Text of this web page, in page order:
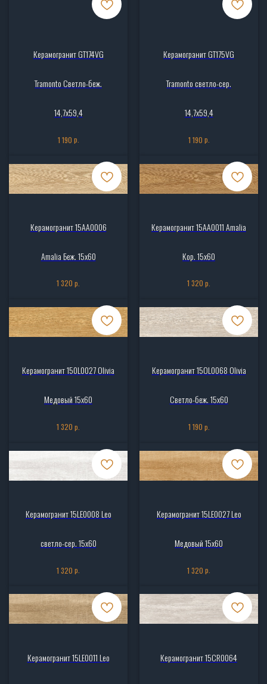
Керамогранит GT174VG
Tramonto Светло-беж.
14,7x59,4
1 190 р.
Керамогранит GT175VG
Tramonto светло-сер.
14,7x59,4
1 190 р.
Керамогранит 15AA0006
Amalia Беж. 15x60
1 320 р.
Керамогранит 15AA0011 Amalia
Кор. 15x60
1 320 р.
Керамогранит 150L0027 Olivia
Медовый 15x60
1 320 р.
Керамогранит 15OL0068 Olivia
Светло-беж. 15x60
1 190 р.
Керамогранит 15LE0008 Leo
светло-сер. 15x60
1 320 р.
Керамогранит 15LE0027 Leo
Медовый 15x60
1 320 р.
Керамогранит 15LE0011 Leo Керамогранит 15CR0064